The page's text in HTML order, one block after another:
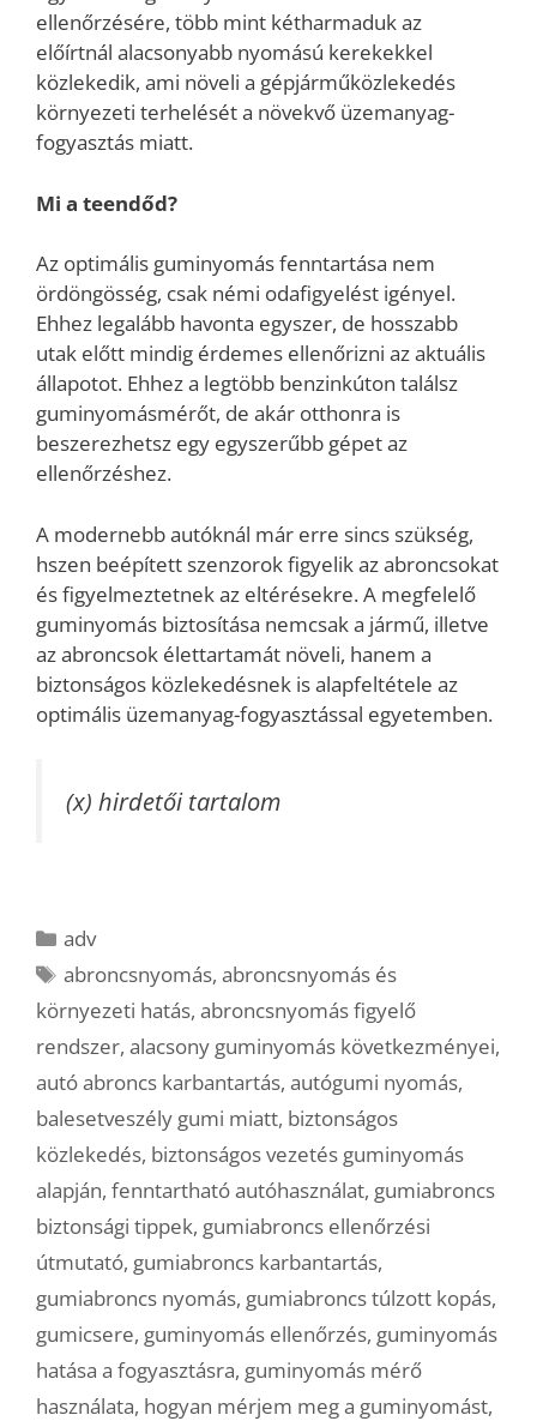
ellenőrzésére, több mint kétharmaduk az
előírtnál alacsonyabb nyomású kerekekkel
közlekedik, ami növeli a gépjárműközlekedés
környezeti terhelését a növekvő üzemanyag-
fogyasztás miatt.
Mi a teendőd?
Az optimális guminyomás fenntartása nem
ördöngösség, csak némi odafigyelést igényel.
Ehhez legalább havonta egyszer, de hosszabb
utak előtt mindig érdemes ellenőrizni az aktuális
állapotot. Ehhez a legtöbb benzinkúton találsz
guminyomásmérőt, de akár otthonra is
beszerezhetsz egy egyszerűbb gépet az
ellenőrzéshez.
A modernebb autóknál már erre sincs szükség,
hszen beépített szenzorok figyelik az abroncsokat
és figyelmeztetnek az eltérésekre. A megfelelő
guminyomás biztosítása nemcsak a jármű, illetve
az abroncsok élettartamát növeli, hanem a
biztonságos közlekedésnek is alapfeltétele az
optimális üzemanyag-fogyasztással egyetemben.
(x) hirdetői tartalom
Kategória
adv
Címkék
abroncsnyomás,abroncsnyomás és
környezeti hatás, abroncsnyomás figyelő
rendszer, alacsony guminyomás következményei,
autó abroncs karbantartás, autógumi nyomás,
balesetveszély gumi miatt, biztonságos
közlekedés, biztonságos vezetés guminyomás
alapján, fenntartható autóhasználat, gumiabroncs
biztonsági tippek, gumiabroncs ellenőrzési
útmutató, gumiabroncs karbantartás,
gumiabroncs nyomás, gumiabroncs túlzott kopás,
gumicsere, guminyomás ellenőrzés, guminyomás
hatása a fogyasztásra, guminyomás mérő
használata, hogyan mérjem meg a guminyomást,